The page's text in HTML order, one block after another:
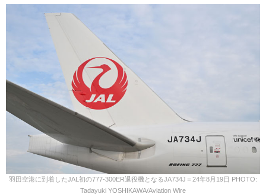
羽田空港に到着したJAL初の777-300ER退役機となるJA734J＝24年8月19日 PHOTO:
Tadayuki YOSHIKAWA/Aviation Wire